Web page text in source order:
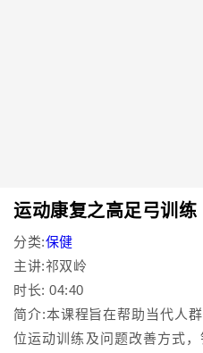
运动康复之高足弓训练
分类:保健
主讲:祁双岭
时长: 04:40
简介:本课程旨在帮助当代人
位运动训练及问题改善方式